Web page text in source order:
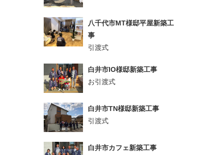
八千代市MT様邸平屋新築工
事
引渡式
白井市IO様邸新築工事
お引渡式
白井市TN様邸新築工事
引渡式
白井市カフェ新築工事